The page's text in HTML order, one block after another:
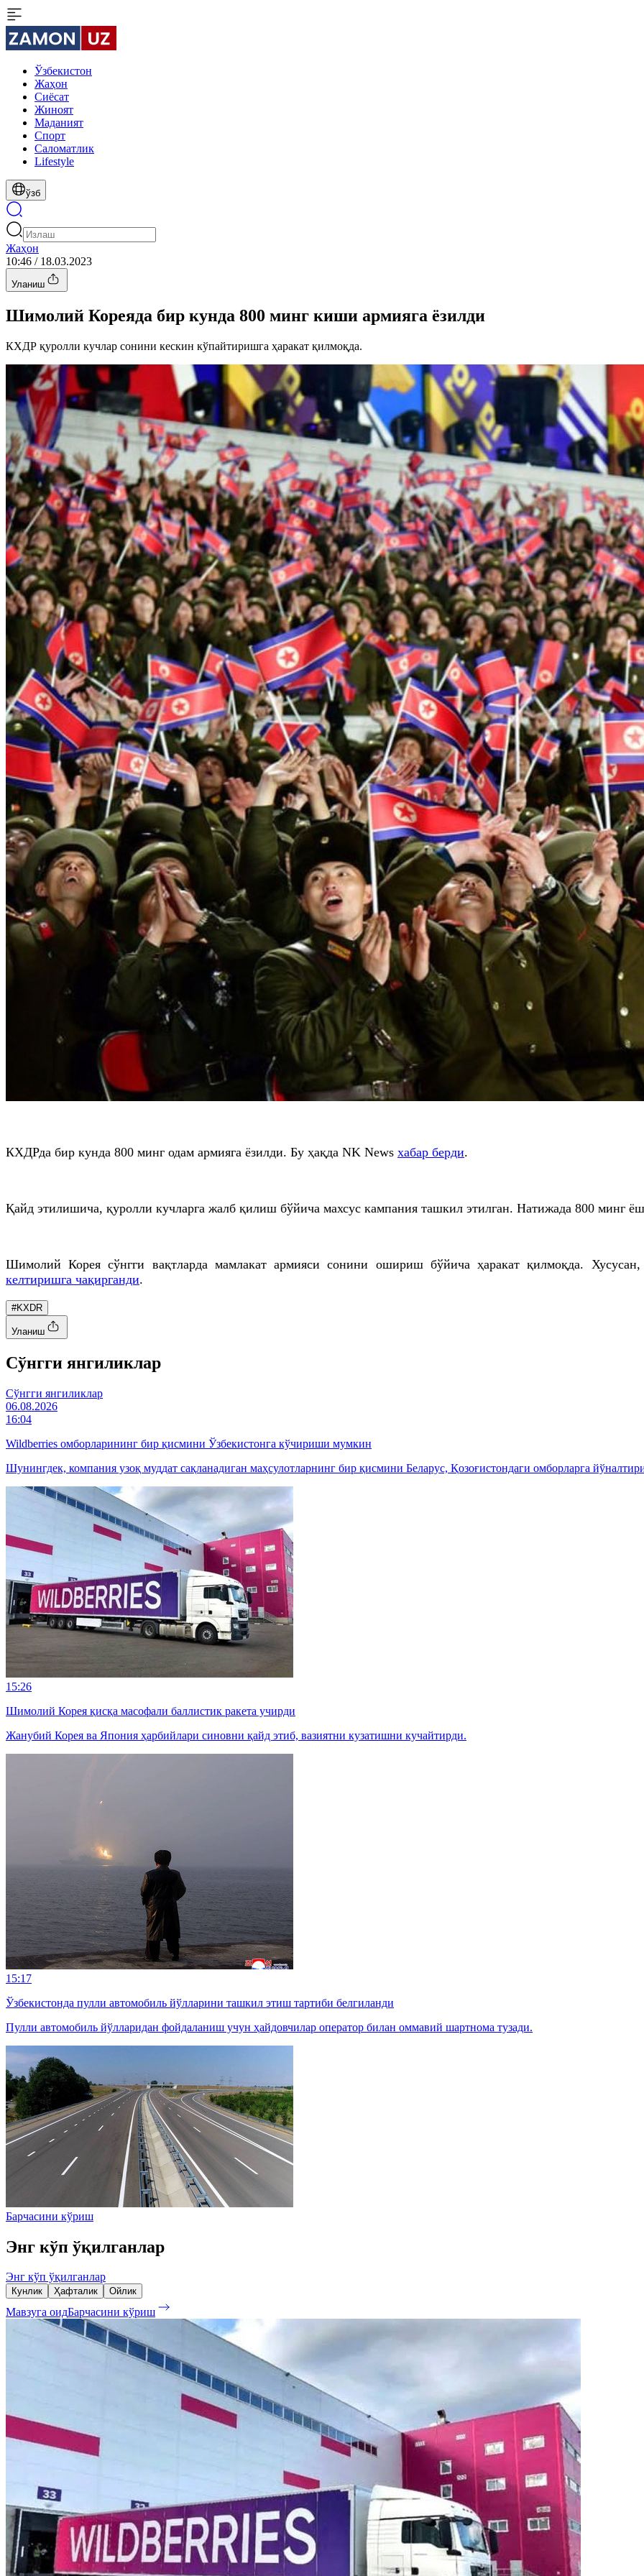
Ўзбекистон
Жаҳон
Сиёсат
Жиноят
Маданият
Спорт
Cаломатлик
Lifestyle
ўзб
Жаҳон
10:46 / 18.03.2023
Уланиш
Шимолий Кореяда бир кунда 800 минг киши армияга ёзилди
КХДР қуролли кучлар сонини кескин кўпайтиришга ҳаракат қилмоқда.
КХДРда бир кунда 800 минг одам армияга ёзилди. Бу ҳақда NK News хабар берди.
Қайд этилишича, қуролли кучларга жалб қилиш бўйича махсус кампания ташкил этилган. Натижада 800 минг
Шимолий Корея сўнгги вақтларда мамлакат армияси сонини ошириш бўйича ҳаракат қилмоқда.
келтиришга чақирганди.
#KXDR
Уланиш
Cўнгги янгиликлар
Cўнгги янгиликлар
06.08.2026
16:04
Wildberries омборларининг бир қисмини Ўзбекистонга кўчириши мумкин
Шунингдек, компания узоқ муддат сақланадиган маҳсулотларнинг бир қисмини Беларус, Қозоғистондаги омборларга
15:26
Шимолий Корея қисқа масофали баллистик ракета учирди
Жанубий Корея ва Япония ҳарбийлари синовни қайд этиб, вазиятни кузатишни кучайтирди.
15:17
Ўзбекистонда пулли автомобиль йўлларини ташкил этиш тартиби белгиланди
Пулли автомобиль йўлларидан фойдаланиш учун ҳайдовчилар оператор билан оммавий шартнома тузади.
Барчасини кўриш
Энг кўп ўқилганлар
Энг кўп ўқилганлар
Кунлик Ҳафталик Ойлик
Мавзуга оидБарчасини кўриш